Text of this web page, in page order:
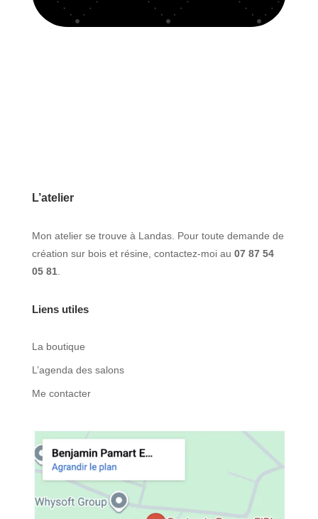
L’atelier
Mon atelier se trouve à Landas. Pour toute demande de
création sur bois et résine, contactez-moi au 07 87 54
05 81.
Liens utiles
La boutique
L’agenda des salons
Me contacter